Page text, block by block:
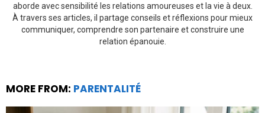
aborde avec sensibilité les relations amoureuses et la vie à deux.
À travers ses articles, il partage conseils et réflexions pour mieux
communiquer, comprendre son partenaire et construire une
relation épanouie.
MORE FROM: PARENTALITÉ